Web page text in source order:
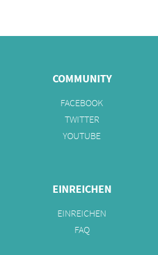
COMMUNITY
FACEBOOK
TWITTER
YOUTUBE
EINREICHEN
EINREICHEN
FAQ